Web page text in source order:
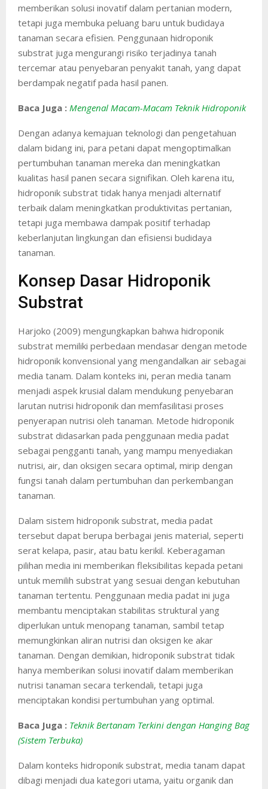
memberikan solusi inovatif dalam pertanian modern,
tetapi juga membuka peluang baru untuk budidaya
tanaman secara efisien. Penggunaan hidroponik
substrat juga mengurangi risiko terjadinya tanah
tercemar atau penyebaran penyakit tanah, yang dapat
berdampak negatif pada hasil panen.
Baca Juga : Mengenal Macam-Macam Teknik Hidroponik
Dengan adanya kemajuan teknologi dan pengetahuan
dalam bidang ini, para petani dapat mengoptimalkan
pertumbuhan tanaman mereka dan meningkatkan
kualitas hasil panen secara signifikan. Oleh karena itu,
hidroponik substrat tidak hanya menjadi alternatif
terbaik dalam meningkatkan produktivitas pertanian,
tetapi juga membawa dampak positif terhadap
keberlanjutan lingkungan dan efisiensi budidaya
tanaman.
Konsep Dasar Hidroponik
Substrat
Harjoko (2009) mengungkapkan bahwa hidroponik
substrat memiliki perbedaan mendasar dengan metode
hidroponik konvensional yang mengandalkan air sebagai
media tanam. Dalam konteks ini, peran media tanam
menjadi aspek krusial dalam mendukung penyebaran
larutan nutrisi hidroponik dan memfasilitasi proses
penyerapan nutrisi oleh tanaman. Metode hidroponik
substrat didasarkan pada penggunaan media padat
sebagai pengganti tanah, yang mampu menyediakan
nutrisi, air, dan oksigen secara optimal, mirip dengan
fungsi tanah dalam pertumbuhan dan perkembangan
tanaman.
Dalam sistem hidroponik substrat, media padat
tersebut dapat berupa berbagai jenis material, seperti
serat kelapa, pasir, atau batu kerikil. Keberagaman
pilihan media ini memberikan fleksibilitas kepada petani
untuk memilih substrat yang sesuai dengan kebutuhan
tanaman tertentu. Penggunaan media padat ini juga
membantu menciptakan stabilitas struktural yang
diperlukan untuk menopang tanaman, sambil tetap
memungkinkan aliran nutrisi dan oksigen ke akar
tanaman. Dengan demikian, hidroponik substrat tidak
hanya memberikan solusi inovatif dalam memberikan
nutrisi tanaman secara terkendali, tetapi juga
menciptakan kondisi pertumbuhan yang optimal.
Baca Juga : Teknik Bertanam Terkini dengan Hanging Bag
(Sistem Terbuka)
Dalam konteks hidroponik substrat, media tanam dapat
dibagi menjadi dua kategori utama, yaitu organik dan